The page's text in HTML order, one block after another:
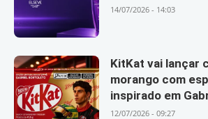
14/07/2026 - 14:03
KitKat vai lançar
morango com
inspirado em
12/07/2026 - 09:27